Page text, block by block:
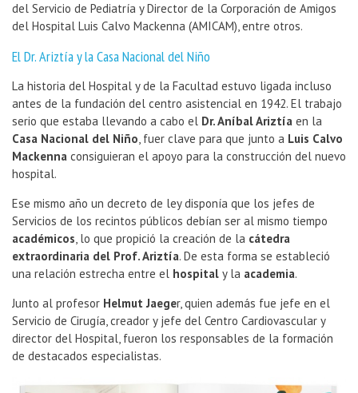
del Servicio de Pediatría y Director de la Corporación de Amigos
del Hospital Luis Calvo Mackenna (AMICAM), entre otros.
El Dr. Ariztía y la Casa Nacional del Niño
La historia del Hospital y de la Facultad estuvo ligada incluso
antes de la fundación del centro asistencial en 1942. El trabajo
serio que estaba llevando a cabo el Dr. Aníbal Ariztía en la
Casa Nacional del Niño, fuer clave para que junto a Luis Calvo
Mackenna consiguieran el apoyo para la construcción del nuevo
hospital.
Ese mismo año un decreto de ley disponía que los jefes de
Servicios de los recintos públicos debían ser al mismo tiempo
académicos, lo que propició la creación de la cátedra
extraordinaria del Prof. Ariztía. De esta forma se estableció
una relación estrecha entre el hospital y la academia.
Junto al profesor Helmut Jaeger, quien además fue jefe en el
Servicio de Cirugía, creador y jefe del Centro Cardiovascular y
director del Hospital, fueron los responsables de la formación
de destacados especialistas.